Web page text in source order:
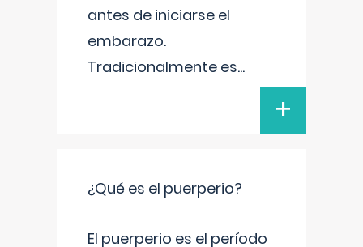
antes de iniciarse el
embarazo.
Tradicionalmente es...
+
¿Qué es el puerperio?
El puerperio es el período